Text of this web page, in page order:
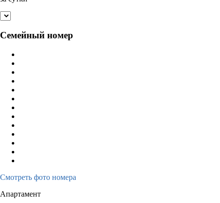
Семейный номер
Смотреть фото номера
Апартамент